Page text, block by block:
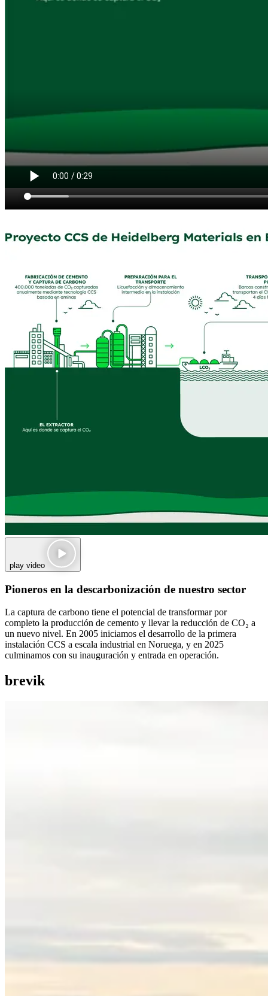
play video
Pioneros en la descarbonización de nuestro sector
La captura de carbono tiene el potencial de transformar por
completo la producción de cemento y llevar la reducción de CO₂ a
un nuevo nivel. En 2005 iniciamos el desarrollo de la primera
instalación CCS a escala industrial en Noruega, y en 2025
culminamos con su inauguración y entrada en operación.
brevik